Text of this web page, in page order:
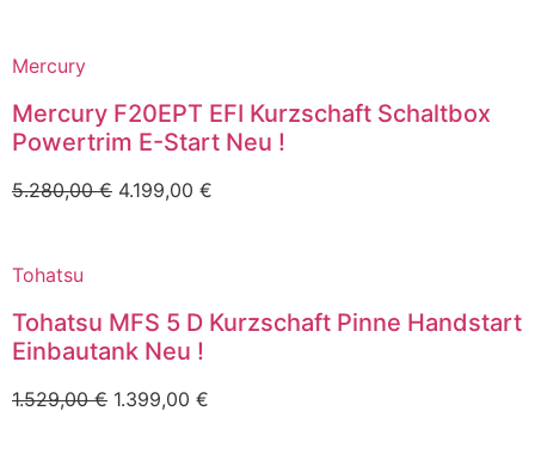
Mercury
Mercury F20EPT EFI Kurzschaft Schaltbox
Powertrim E-Start Neu !
5.280,00€ 4.199,00 €
Tohatsu
Tohatsu MFS 5 D Kurzschaft Pinne Handstart
Einbautank Neu !
1.529,00€ 1.399,00 €